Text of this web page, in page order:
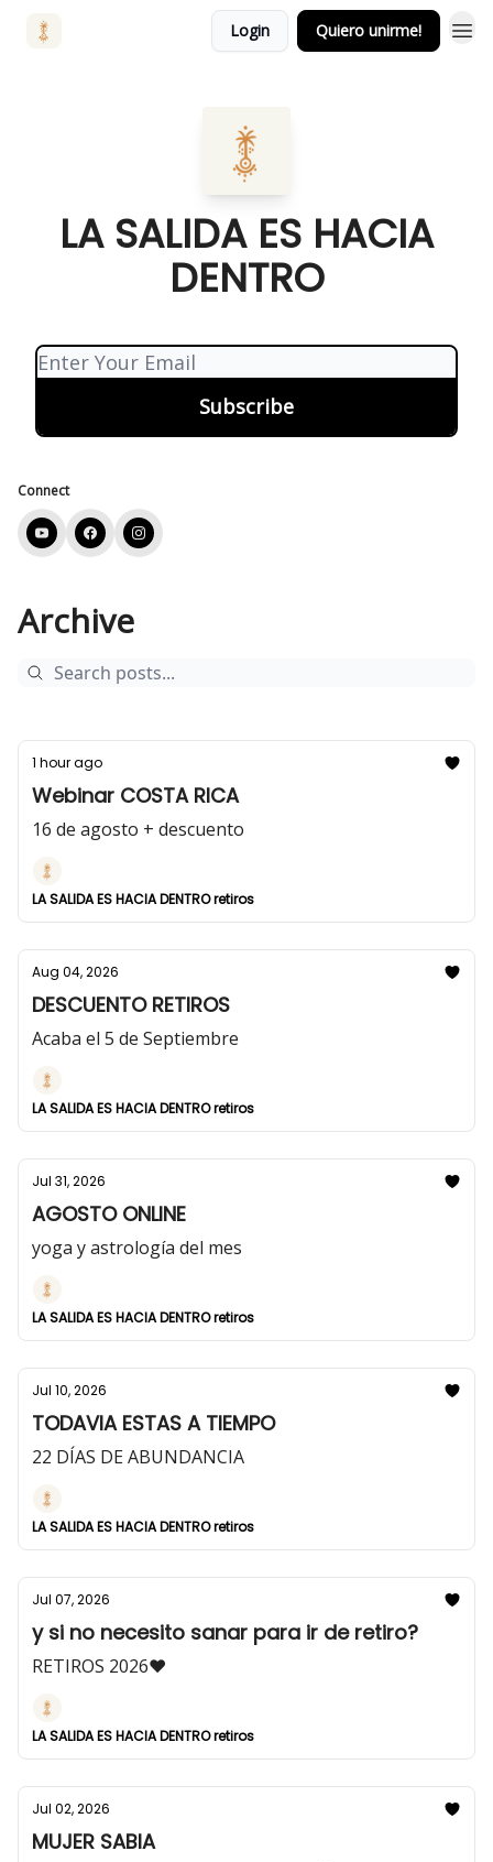
Login Quiero unirme!
LA SALIDA ES HACIA
DENTRO
Connect
Archive
1 hour ago
Webinar COSTA RICA
16 de agosto + descuento
LA SALIDA ES HACIA DENTRO retiros
Aug 04, 2026
DESCUENTO RETIROS
Acaba el 5 de Septiembre
LA SALIDA ES HACIA DENTRO retiros
Jul 31, 2026
AGOSTO ONLINE
yoga y astrología del mes
LA SALIDA ES HACIA DENTRO retiros
Jul 10, 2026
TODAVIA ESTAS A TIEMPO
22 DÍAS DE ABUNDANCIA
LA SALIDA ES HACIA DENTRO retiros
Jul 07, 2026
y si no necesito sanar para ir de retiro?
RETIROS 2026♥
LA SALIDA ES HACIA DENTRO retiros
Jul 02, 2026
MUJER SABIA